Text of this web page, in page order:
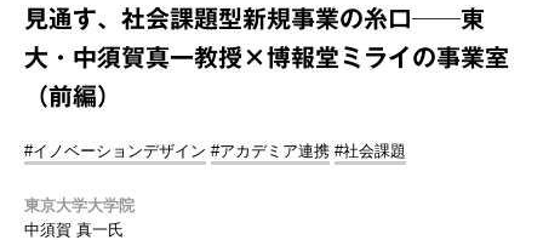
見通す、社会課題型新規事業の糸口──東
大・中須賀真一教授×博報堂ミライの事業室
（前編）
#イノベーションデザイン #アカデミア連携 #社会課題
東京大学大学院
中須賀 真一氏